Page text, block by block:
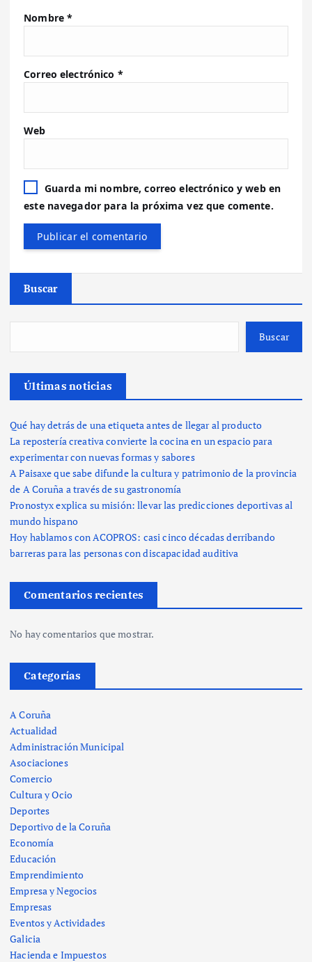
Nombre*
Correo electrónico *
Web
Guarda mi nombre, correo electrónico y web en
este navegador para la próxima vez que comente.
Buscar
Buscar
Últimas noticias
Qué hay detrás de una etiqueta antes de llegar al producto
La repostería creativa convierte la cocina en un espacio para
experimentar con nuevas formas y sabores
A Paisaxe que sabe difunde la cultura y patrimonio de la provincia
de A Coruña a través de su gastronomía
Pronostyx explica su misión: llevar las predicciones deportivas al
mundo hispano
Hoy hablamos con ACOPROS: casi cinco décadas derribando
barreras para las personas con discapacidad auditiva
Comentarios recientes
No hay comentarios que mostrar.
Categorías
A Coruña
Actualidad
Administración Municipal
Asociaciones
Comercio
Cultura y Ocio
Deportes
Deportivo de la Coruña
Economía
Educación
Emprendimiento
Empresa y Negocios
Empresas
Eventos y Actividades
Galicia
Hacienda e Impuestos